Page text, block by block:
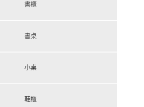
書櫃
書桌
小桌
鞋櫃